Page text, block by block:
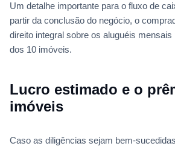
Um detalhe importante para o fluxo de
partir da conclusão do negócio, o
direito integral sobre os aluguéis mensais
dos 10 imóveis.
Lucro estimado e o
imóveis
Caso as diligências sejam bem-